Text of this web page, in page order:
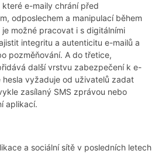
e-maily chrání před
odposlechem a manipulací během
možné pracovat i s digitálními
integritu a autenticitu e-mailů a
pozměňování. A do třetice,
další vrstvu zabezpečení k e-
hesla vyžaduje od uživatelů zadat
zasílaný SMS zprávou nebo
aplikací.
a sociální sítě v posledních letech